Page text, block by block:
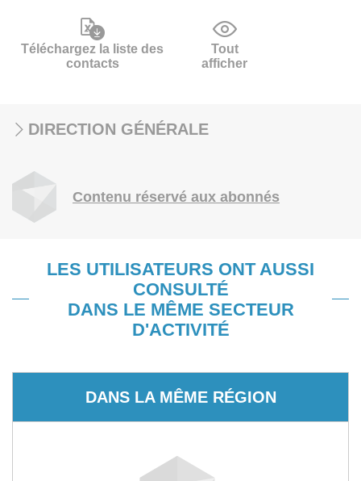
Téléchargez la liste des
contacts
Tout
afficher
DIRECTION GÉNÉRALE
Contenu réservé aux abonnés
LES UTILISATEURS ONT AUSSI
CONSULTÉ
DANS LE MÊME SECTEUR
D'ACTIVITÉ
DANS LA MÊME RÉGION